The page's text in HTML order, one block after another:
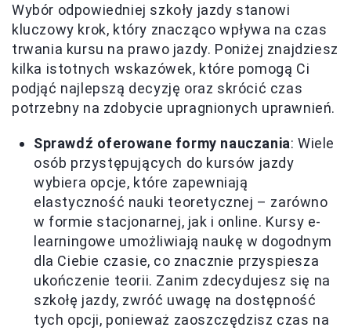
Wybór odpowiedniej szkoły jazdy stanowi
kluczowy krok, który znacząco wpływa na czas
trwania kursu na prawo jazdy. Poniżej znajdziesz
kilka istotnych wskazówek, które pomogą Ci
podjąć najlepszą decyzję oraz skrócić czas
potrzebny na zdobycie upragnionych uprawnień.
Sprawdź oferowane formy nauczania: Wiele
osób przystępujących do kursów jazdy
wybiera opcje, które zapewniają
elastyczność nauki teoretycznej – zarówno
w formie stacjonarnej, jak i online. Kursy e-
learningowe umożliwiają naukę w dogodnym
dla Ciebie czasie, co znacznie przyspiesza
ukończenie teorii. Zanim zdecydujesz się na
szkołę jazdy, zwróć uwagę na dostępność
tych opcji, ponieważ zaoszczędzisz czas na